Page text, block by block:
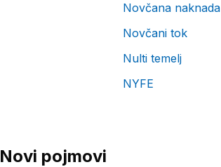
Novčana naknada
Novčani tok
Nulti temelj
NYFE
Novi pojmovi